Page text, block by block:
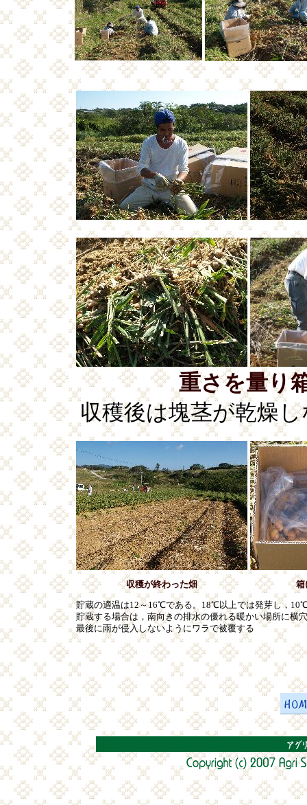
重さを量り
収穫後は塊茎が乾燥
収穫が終わった畑
箱
貯蔵の適温は12～16℃である。18℃以上では発芽し，
貯蔵する場合は，南向きの排水の優れる暖かい場所に横
最後に雨が侵入しないようにワラで被覆する